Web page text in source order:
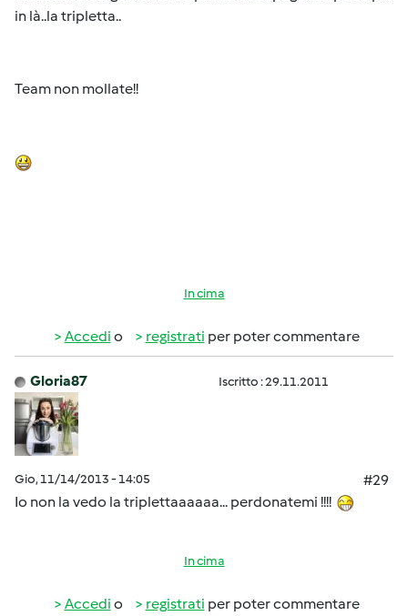
in là..la tripletta..
Team non mollate!!
In cima
Accedi o registrati per poter commentare
Gloria87 Iscritto : 29.11.2011
Gio, 11/14/2013 - 14:05
#29
Io non la vedo la triplettaaaaaa... perdonatemi !!!!
In cima
Accedi o registrati per poter commentare